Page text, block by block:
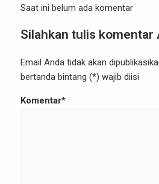
Saat ini belum ada komentar
Silahkan tulis komentar
Email Anda tidak akan
bertanda bintang (*) wajib diisi
Komentar*